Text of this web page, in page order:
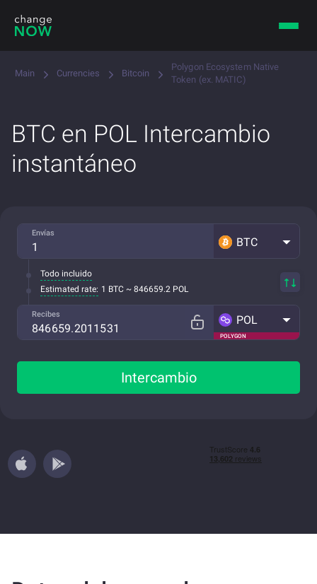
Main Currencies Bitcoin
Polygon Ecosystem Native
Token (ex. MATIC)
BTC en POL Intercambio
instantáneo
Envías
BTC
Todo incluido
Estimated rate: 1 BTC ~ 846659.2 POL
Recibes
POLYGON
POL
Intercambio